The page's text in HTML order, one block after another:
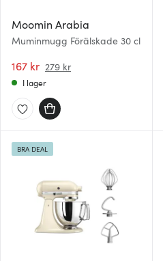
Moomin Arabia
Muminmugg Förälskade 30 cl
167 kr 279 kr
I lager
BRA DEAL